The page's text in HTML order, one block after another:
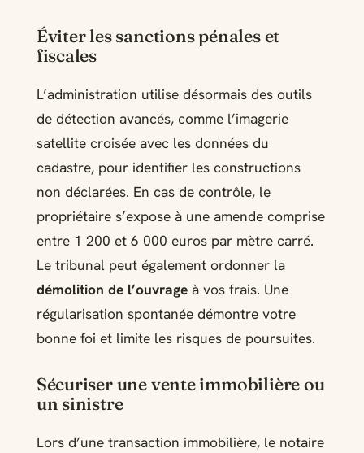
Éviter les sanctions pénales et
fiscales
L’administration utilise désormais des outils
de détection avancés, comme l’imagerie
satellite croisée avec les données du
cadastre, pour identifier les constructions
non déclarées. En cas de contrôle, le
propriétaire s’expose à une amende comprise
entre 1 200 et 6 000 euros par mètre carré.
Le tribunal peut également ordonner la
démolition de l’ouvrageà vos frais. Une
régularisation spontanée démontre votre
bonne foi et limite les risques de poursuites.
Sécuriser une vente immobilière ou
un sinistre
Lors d’une transaction immobilière, le notaire